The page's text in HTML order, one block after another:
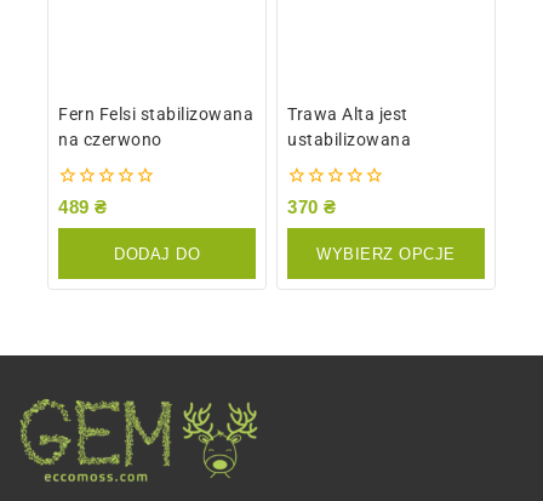
Fern Felsi stabilizowana
na czerwono
0
489 ₴
DODAJ DO
KOSZYKA
Trawa Alta jest
ustabilizowana
0
370 ₴
WYBIERZ OPCJE